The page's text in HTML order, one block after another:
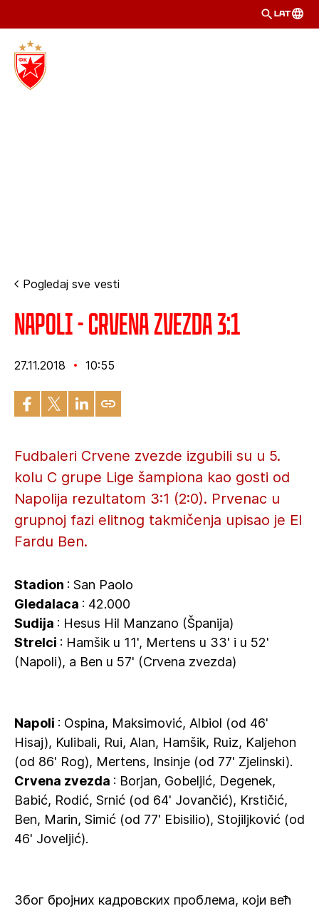
LAT
Pogledaj sve vesti
Napoli - Crvena zvezda 3:1
27.11.2018 10:55
Fudbaleri Crvene zvezde izgubili su u 5.
kolu C grupe Lige šampiona kao gosti od
Napolija rezultatom 3:1 (2:0). Prvenac u
grupnoj fazi elitnog takmičenja upisao je El
Fardu Ben.
Stadion : San Paolo
Gledalaca : 42.000
Sudija : Hesus Hil Manzano (Španija)
Strelci : Hamšik u 11', Mertens u 33' i u 52'
(Napoli), a Ben u 57' (Crvena zvezda)
Napoli : Ospina, Maksimović, Albiol (od 46'
Hisaj), Kulibali, Rui, Alan, Hamšik, Ruiz, Kaljehon
(od 86' Rog), Mertens, Insinje (od 77' Zjelinski).
Crvena zvezda : Borjan, Gobeljić, Degenek,
Babić, Rodić, Srnić (od 64' Jovančić), Krstičić,
Ben, Marin, Simić (od 77' Ebisilio), Stojiljković (od
46' Joveljić).
Због бројних кадровских проблема, који већ